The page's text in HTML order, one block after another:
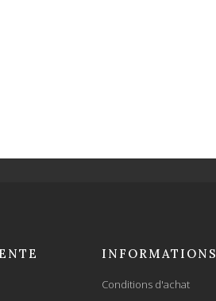
INFORMATIONS
Conditions d'achat